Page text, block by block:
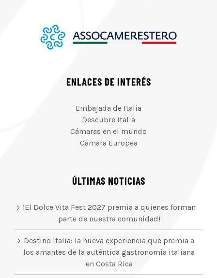
ENLACES DE INTERÉS
Embajada de Italia
Descubre Italia
Cámaras en el mundo
Cámara Europea
ÚLTIMAS NOTICIAS
¡El Dolce Vita Fest 2027 premia a quienes forman
parte de nuestra comunidad!
Destino Italia: la nueva experiencia que premia a
los amantes de la auténtica gastronomía italiana
en Costa Rica